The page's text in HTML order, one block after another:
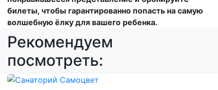
билеты, чтобы гарантированно попасть на самую
волшебную ёлку для вашего ребенка.
Рекомендуем
посмотреть: